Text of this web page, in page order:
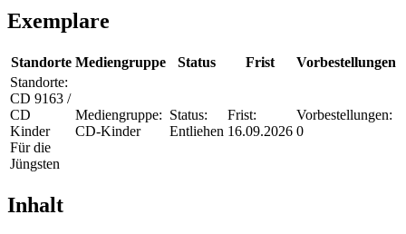
Exemplare
Standorte Mediengruppe Status Frist
Vorbestellungen
Standorte:
CD 9163 /
CD
Kinder
Für die
Jüngsten
Mediengruppe:
CD-Kinder
Status:
Entliehen
Frist:
16.09.2026
Vorbestellungen:
0
Inhalt